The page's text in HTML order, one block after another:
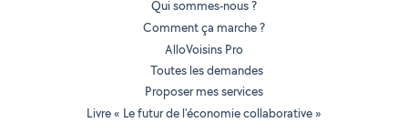
Qui sommes-nous ?
Comment ça marche ?
AlloVoisins Pro
Toutes les demandes
Proposer mes services
Livre « Le futur de l'économie collaborative »